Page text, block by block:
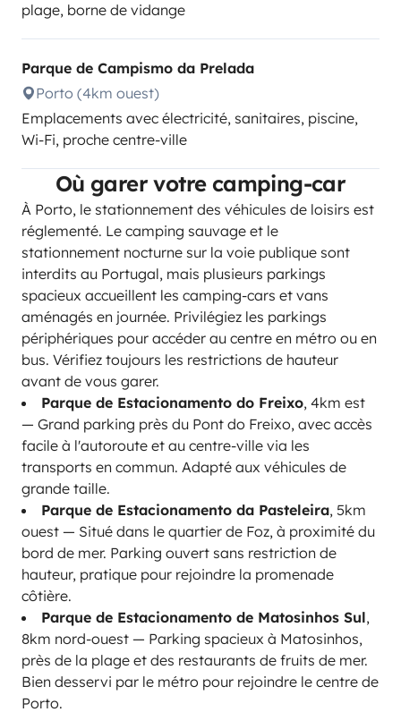
plage, borne de vidange
Parque de Campismo da Prelada
Porto (4km ouest)
Emplacements avec électricité, sanitaires, piscine,
Wi-Fi, proche centre-ville
Où garer votre camping-car
À Porto, le stationnement des véhicules de loisirs est
réglementé. Le camping sauvage et le
stationnement nocturne sur la voie publique sont
interdits au Portugal, mais plusieurs parkings
spacieux accueillent les camping-cars et vans
aménagés en journée. Privilégiez les parkings
périphériques pour accéder au centre en métro ou en
bus. Vérifiez toujours les restrictions de hauteur
avant de vous garer.
Parque de Estacionamento do Freixo, 4km est
— Grand parking près du Pont do Freixo, avec accès
facile à l'autoroute et au centre-ville via les
transports en commun. Adapté aux véhicules de
grande taille.
Parque de Estacionamento da Pasteleira, 5km
ouest — Situé dans le quartier de Foz, à proximité du
bord de mer. Parking ouvert sans restriction de
hauteur, pratique pour rejoindre la promenade
côtière.
Parque de Estacionamento de Matosinhos Sul,
8km nord-ouest — Parking spacieux à Matosinhos,
près de la plage et des restaurants de fruits de mer.
Bien desservi par le métro pour rejoindre le centre de
Porto.